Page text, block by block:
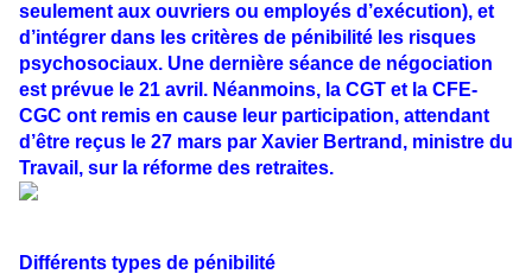
seulement aux ouvriers ou employés d’exécution), et
d’intégrer dans les critères de pénibilité les risques
psychosociaux. Une dernière séance de négociation
est prévue le 21 avril. Néanmoins, la CGT et la CFE-
CGC ont remis en cause leur participation, attendant
d’être reçus le 27 mars par Xavier Bertrand, ministre du
Travail, sur la réforme des retraites.
Différents types de pénibilité